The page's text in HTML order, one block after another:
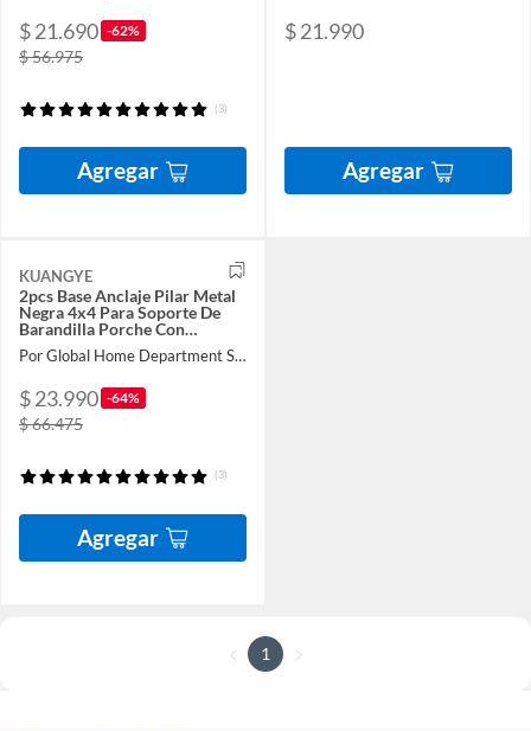
$ 21.690 -62%
$ 56.975
(3)
Agregar
$ 21.990
Agregar
KUANGYE
2pcs Base Anclaje Pilar Metal
Negra 4x4 Para Soporte De
Barandilla Porche Con
Tornillos Y Llave
Por Global Home Department Store
$ 23.990 -64%
$ 66.475
(3)
Agregar
1